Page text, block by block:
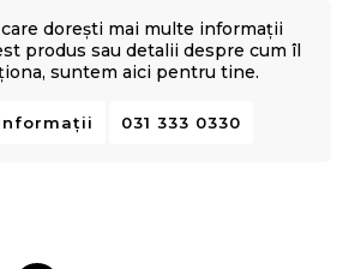
dorești mai multe informații
produs sau detalii despre cum îl
suntem aici pentru tine.
031 333 0330